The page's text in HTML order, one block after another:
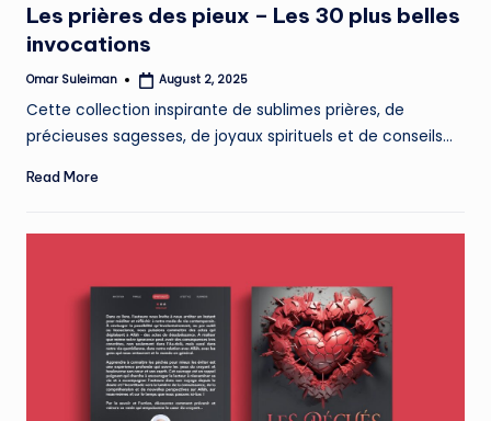
Les prières des pieux – Les 30 plus belles
invocations
Posted
Omar Suleiman August 2, 2025
Cette collection inspirante de sublimes prières, de
précieuses sagesses, de joyaux spirituels et de conseils…
Read More